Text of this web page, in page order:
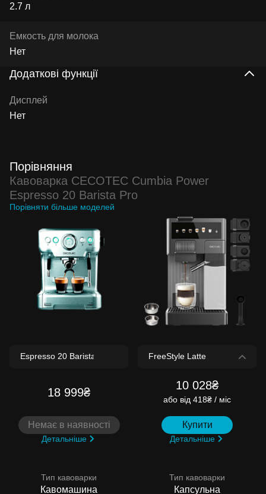
2.7 л
Емкость для молока
Нет
Додаткові функції
Дисплей
Нет
Порівняння
Кавоварка CECOTEC Cumbia Power
Espresso 20 Barista Pro
Порівняти більше моделей
18 999₴
Немає в наявності
Детальніше
Тип кавоварки
Кавомашина
10 028₴
або від 418₴ / міс
Купити
Детальніше
Тип кавоварки
Капсульна